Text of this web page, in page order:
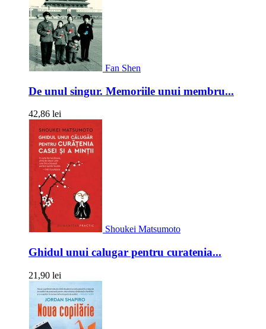
Fan Shen
De unul singur. Memoriile unui membru...
42,86 lei
Shoukei Matsumoto
Ghidul unui calugar pentru curatenia...
21,90 lei